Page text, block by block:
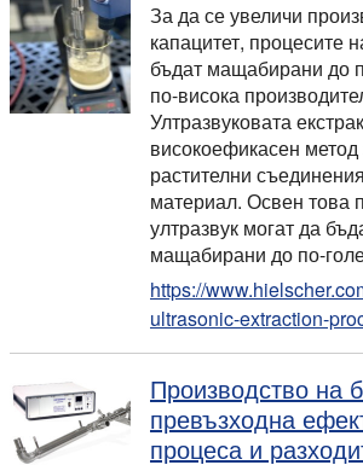
За да се увеличи
капацитет, процесите
бъдат мащабирани до
по-висока
Ултразвуковата
високоефикасен
растителни
материал. Освен това
ултразвук могат да
мащабирани до по-
https://
ultrasonic-extraction-
Производство на
превъзходна
процеса и